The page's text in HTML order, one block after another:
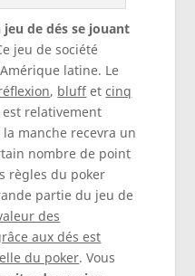
de dés se jouant
jeu de société
latine. Le
, bluffetcinq
relativement
manche recevra un
nombre de point
règles du poker
partie du jeu de
des
aux dés est
du poker. Vous